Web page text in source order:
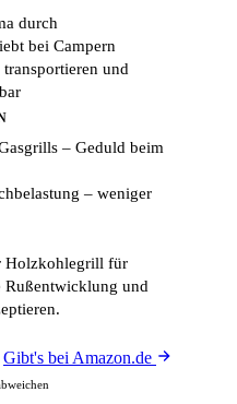
durch
bei Campern
und
– Geduld beim
– weniger
Holzkohlegrill für
Rußentwicklung und
Gibt's bei Amazon.de